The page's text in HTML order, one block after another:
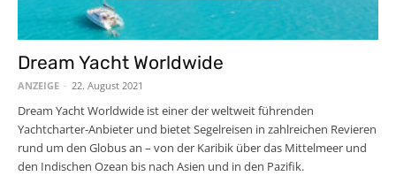
Dream Yacht Worldwide
ANZEIGE - 22. August 2021
Dream Yacht Worldwide ist einer der weltweit führenden
Yachtcharter-Anbieter und bietet Segelreisen in zahlreichen Revieren
rund um den Globus an – von der Karibik über das Mittelmeer und
den Indischen Ozean bis nach Asien und in den Pazifik.